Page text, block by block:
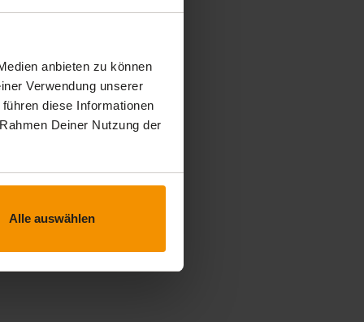
anbieten zu können
Verwendung unserer
diese Informationen
Deiner Nutzung der
Alle auswählen